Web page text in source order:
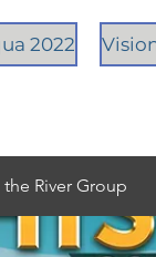
2022
River Group